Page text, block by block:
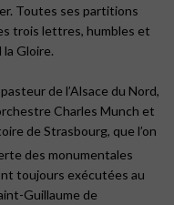
Toutes ses partitions
trois lettres, humbles et
la Gloire.
de l’Alsace du Nord,
Charles Munch et
de Strasbourg, que l’on
des monumentales
toujours exécutées au
Guillaume de